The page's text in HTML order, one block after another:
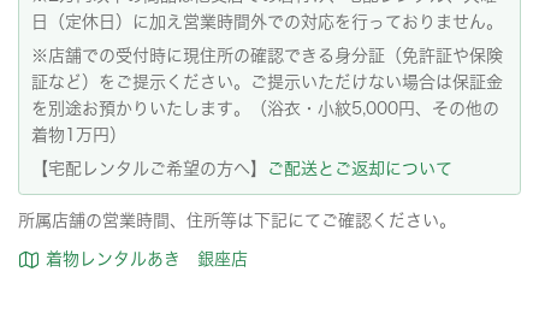
日（定休日）に加え営業時間外での対応を行っておりません。
※店舗での受付時に現住所の確認できる身分証（免許証や保険
証など）をご提示ください。ご提示いただけない場合は保証金
を別途お預かりいたします。（浴衣・小紋5,000円、その他の
着物1万円）
【宅配レンタルご希望の方へ】
ご配送とご返却について
所属店舗の営業時間、住所等は下記にてご確認ください。
着物レンタルあき 銀座店